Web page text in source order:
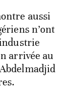
aussi
n’ont
arrivée au